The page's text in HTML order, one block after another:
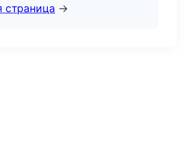
страница →